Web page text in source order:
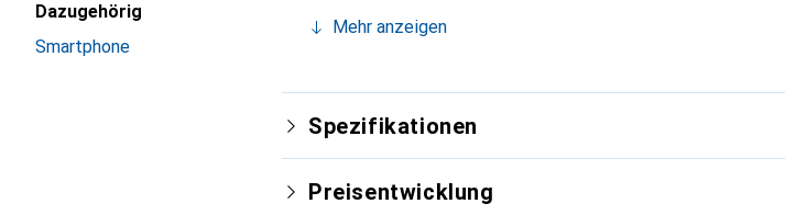
Dazugehörig
Smartphone
Kunden.
Mehr anzeigen
Spezifikationen
Preisentwicklung